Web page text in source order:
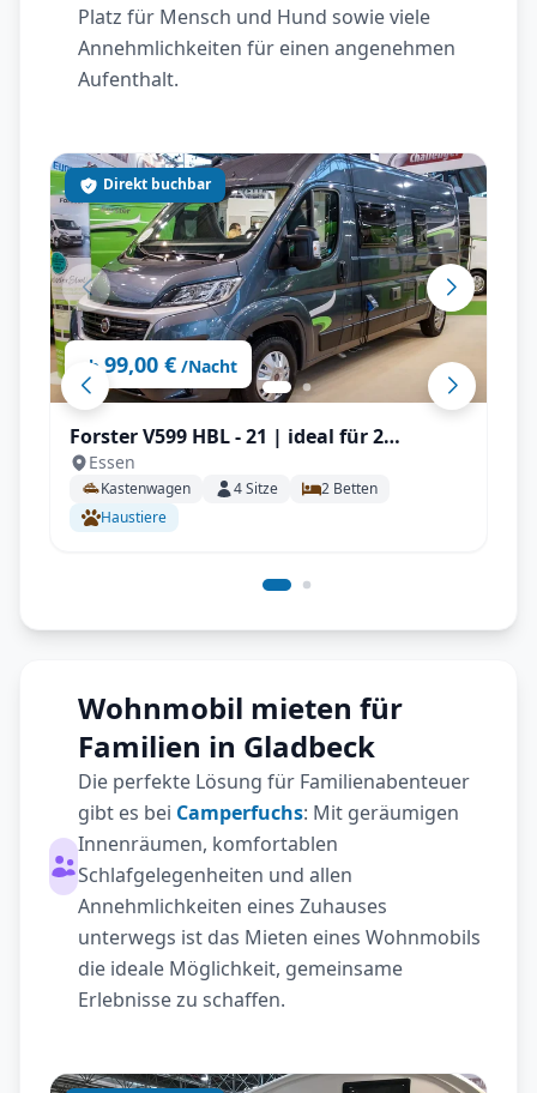
Platz für Mensch und Hund sowie viele
Annehmlichkeiten für einen angenehmen
Aufenthalt.
ab 99,00 € /Nacht
Direkt buchbar
Forster V599 HBL - 21 | ideal für 2
Personen, Solar, Einparksensoren, AHK
uvm.
Essen
Kastenwagen 4Sitze 2 Betten
Haustiere
Wohnmobil mieten für
Familien in Gladbeck
Die perfekte Lösung für Familienabenteuer
gibt es bei Camperfuchs: Mit geräumigen
Innenräumen, komfortablen
Schlafgelegenheiten und allen
Annehmlichkeiten eines Zuhauses
unterwegs ist das Mieten eines Wohnmobils
die ideale Möglichkeit, gemeinsame
Erlebnisse zu schaffen.